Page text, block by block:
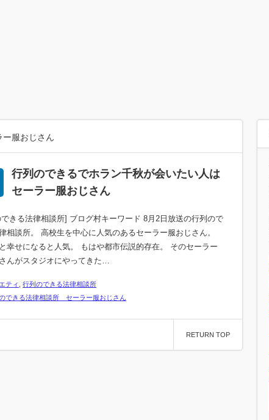
服おじさん
行列のできるでホラン千秋が会いたい人は
セーラー服おじさん
できる法律相談所] ブログ村キーワード 8月2日放送の行列ので
相談所。 高校生を中心に人気のあるセーラー服おじさん。
幸せになると人気。 もはや都市伝説的存在。 そのセーラー
んがスタジオにやってきた…
ティ
行列のできる法律相談所
できる法律相談所 セーラー服おじさん
RETURN TOP